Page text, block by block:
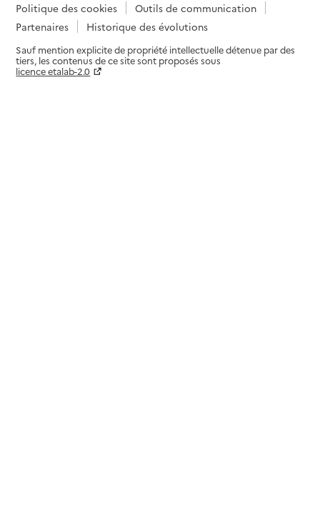
Politique des cookies
Outils de communication
Partenaires
Historique des évolutions
Sauf mention explicite de propriété intellectuelle détenue par des
tiers, les contenus de ce site sont proposés sous
licence etalab-2.0